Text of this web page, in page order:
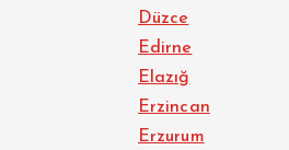
Düzce
Edirne
Elazığ
Erzincan
Erzurum